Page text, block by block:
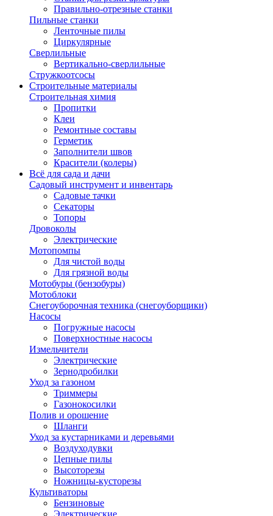
Правильно-отрезные станки
Пильные станки
Ленточные пилы
Циркулярные
Сверлильные
Вертикально-сверлильные
Стружкоотсосы
Строительные материалы
Строительная химия
Пропитки
Клеи
Ремонтные составы
Герметик
Заполнители швов
Красители (колеры)
Всё для сада и дачи
Садовый инструмент и инвентарь
Садовые тачки
Секаторы
Топоры
Дровоколы
Электрические
Мотопомпы
Для чистой воды
Для грязной воды
Мотобуры (бензобуры)
Мотоблоки
Снегоуборочная техника (снегоуборщики)
Насосы
Погружные насосы
Поверхностные насосы
Измельчители
Электрические
Зернодробилки
Уход за газоном
Триммеры
Газонокосилки
Полив и орошение
Шланги
Уход за кустарниками и деревьями
Воздуходувки
Цепные пилы
Высоторезы
Ножницы-кусторезы
Культиваторы
Бензиновые
Электрические